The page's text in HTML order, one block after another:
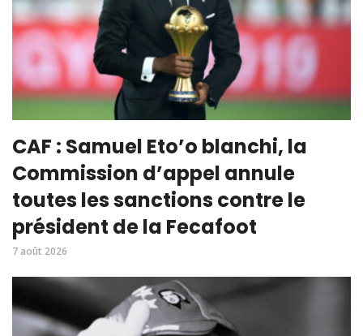
CAF : Samuel Eto’o blanchi, la
Commission d’appel annule
toutes les sanctions contre le
président de la Fecafoot
7 août 2026